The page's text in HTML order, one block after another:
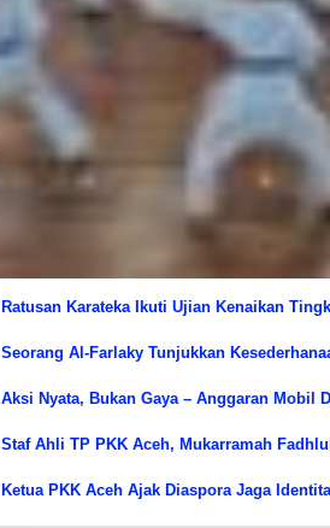
Ratusan Karateka Ikuti Ujian Kenaikan
Seorang Al-Farlaky Tunjukkan
Aksi Nyata, Bukan Gaya – Anggaran Mobil
Staf Ahli TP PKK Aceh, Mukarramah
Ketua PKK Aceh Ajak Diaspora Jaga